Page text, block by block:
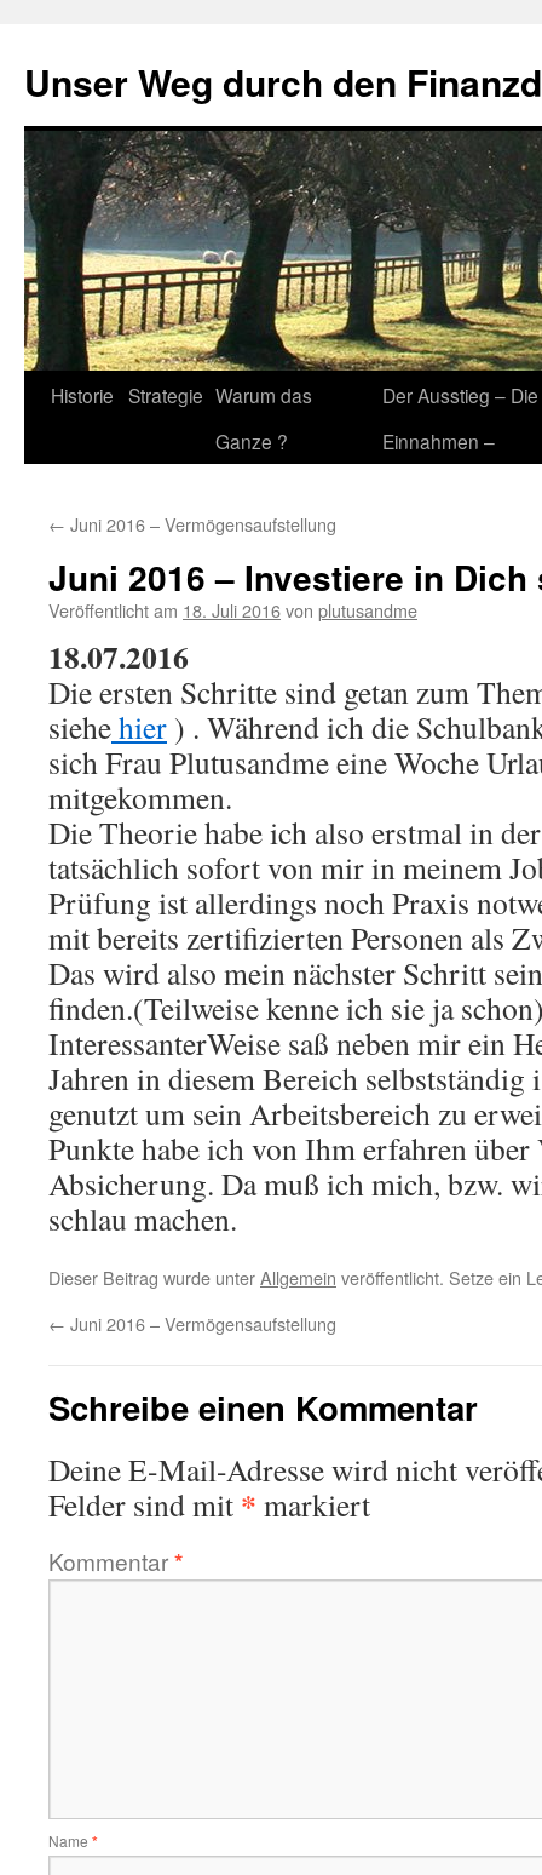
springen
Unser Weg durch den
Historie Strategie Warum das
Ganze ?
Der Ausstieg – Die
Einnahmen –
← Juni 2016 – Vermögensaufstellung
Juni 2016 – Investiere in Dich
Veröffentlicht am 18. Juli 2016von plutusandme
18.07.2016
Die ersten Schritte sind getan zum
siehehier ) . Während ich die
sich Frau Plutusandme eine Woche
mitgekommen.
Die Theorie habe ich also erstmal in
tatsächlich sofort von mir in meinem
Prüfung ist allerdings noch Praxis
mit bereits zertifizierten Personen als
Das wird also mein nächster Schritt
finden.(Teilweise kenne ich sie ja
InteressanterWeise saß neben mir ein
Jahren in diesem Bereich selbstständig
genutzt um sein Arbeitsbereich zu
Punkte habe ich von Ihm erfahren
Absicherung. Da muß ich mich, bzw.
schlau machen.
Dieser Beitrag wurde unterAllgemein veröffentlicht. Setze ein
← Juni 2016 – Vermögensaufstellung
Schreibe einen Kommentar
Deine E-Mail-Adresse wird nicht
Felder sind mit * markiert
Kommentar*
Name *